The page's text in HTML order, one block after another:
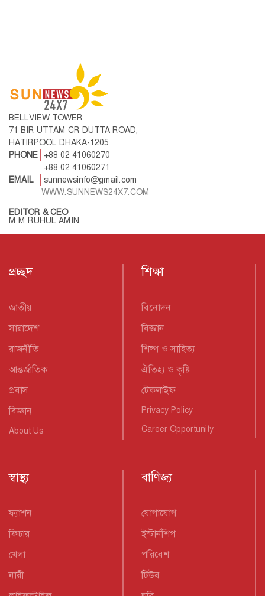
BELLVIEW TOWER
71 BIR UTTAM CR DUTTA ROAD,
HATIRPOOL DHAKA-1205
PHONE
+88 02 41060270
+88 02 41060271
EMAIL
sunnewsinfo@gmail.com
WWW.SUNNEWS24X7.COM
EDITOR & CEO
M M RUHUL AMIN
প্রচ্ছদ
জাতীয়
সারাদেশ
রাজনীতি
আন্তর্জাতিক
প্রবাস
বিজ্ঞান
About Us
শিক্ষা
বিনোদন
বিজ্ঞান
শিল্প ও সাহিত্য
ঐতিহ্য ও কৃষ্টি
টেকলাইফ
Privacy Policy
Career Opportunity
স্বাস্থ্য
ফ্যাশন
ফিচার
খেলা
নারী
বাণিজ্য
যোগাযোগ
ইন্টার্নশিপ
পরিবেশ
টিউব